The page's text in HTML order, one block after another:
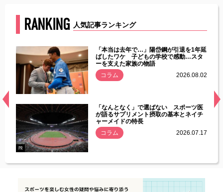
RANKING 人気記事ランキング
常
「本当は去年で…」陽岱鋼が引退を1年延
ばしたワケ 子どもの学校で感動…スタ
ーを支えた家族の物語
コラム
2026.08.02
PR
「なんとなく」で選ばない スポーツ医
が語るサプリメント摂取の基本とネイチ
ャーメイドの特長
コラム
2026.07.17